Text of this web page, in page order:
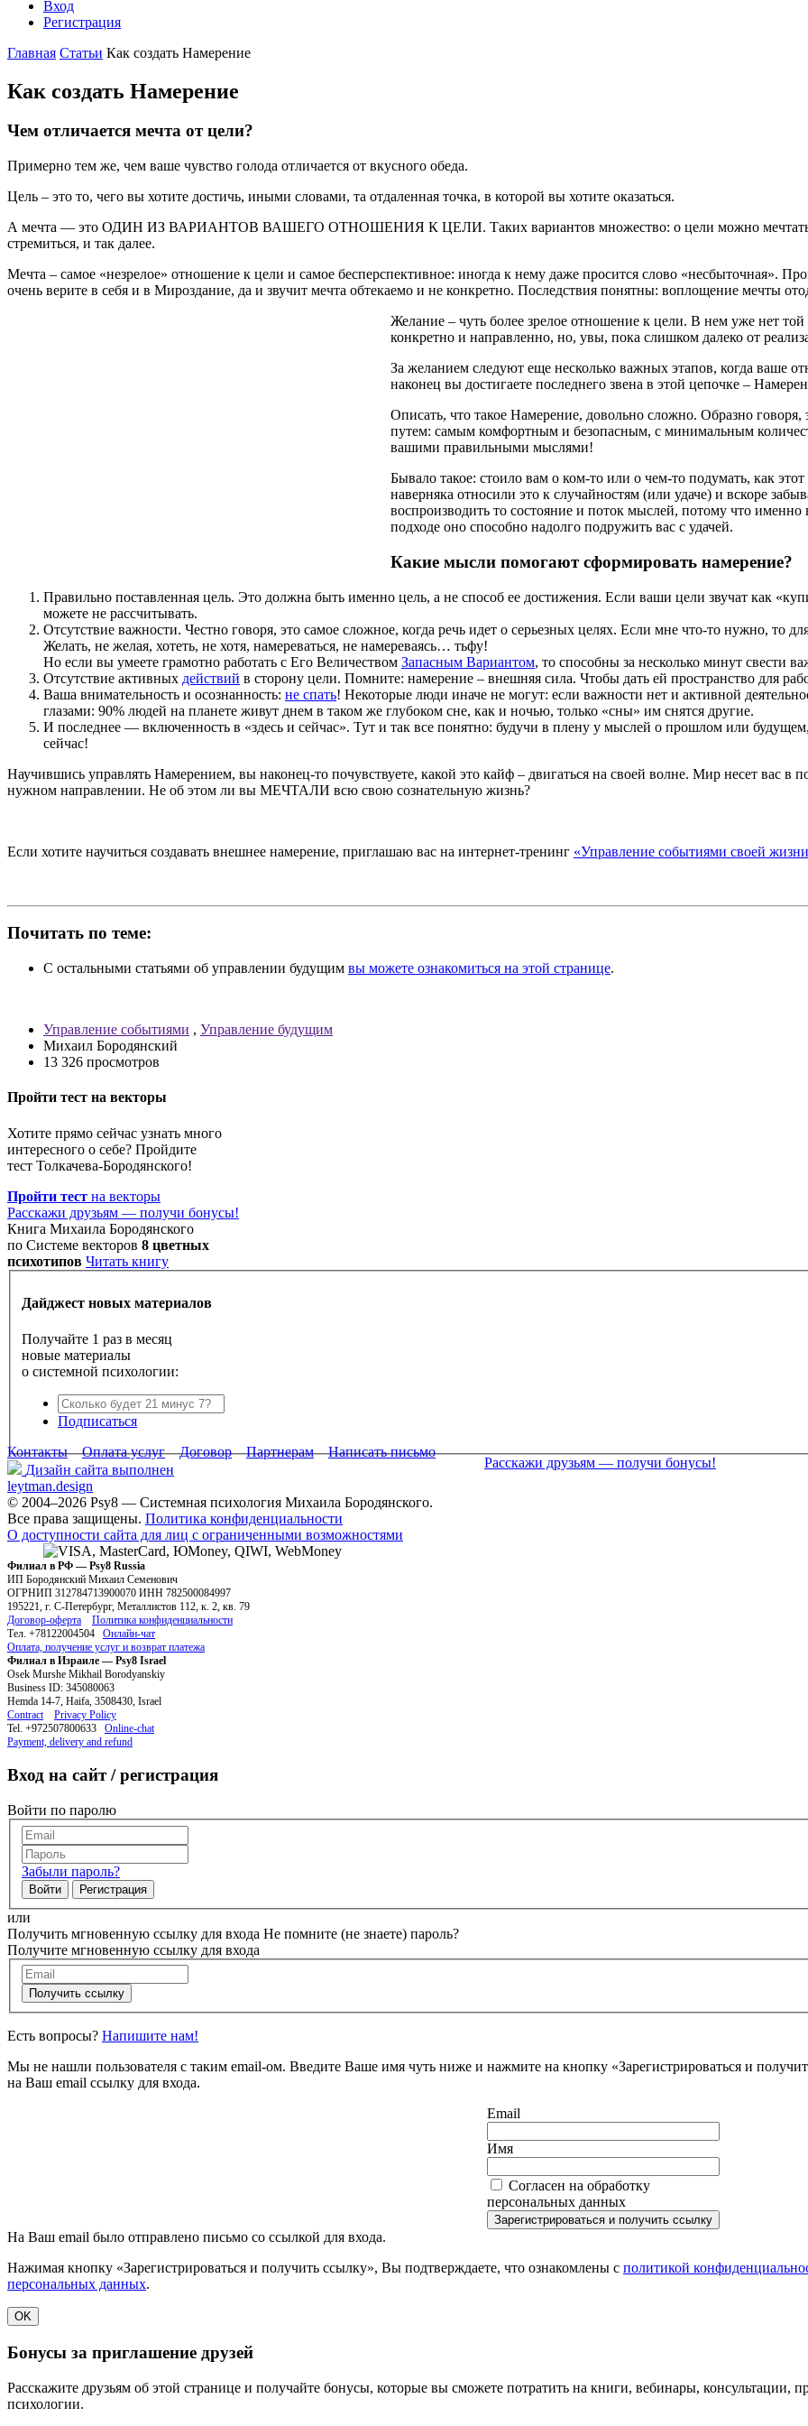
Вход
Регистрация
Главная Статьи Как создать Намерение
Как создать Намерение
Чем отличается мечта от цели?
Примерно тем же, чем ваше чувство голода отличается от вкусного обеда.
Цель – это то, чего вы хотите достичь, иными словами, та отдаленная точка, в которой вы хотите оказаться.
А мечта — это ОДИН ИЗ ВАРИАНТОВ ВАШЕГО ОТНОШЕНИЯ К ЦЕЛИ. Таких вариантов множество: о цели можно мечтать,
стремиться, и так далее.
Мечта – самое «незрелое» отношение к цели и самое бесперспективное: иногда к нему даже просится слово «несбыточная».
очень верите в себя и в Мироздание, да и звучит мечта обтекаемо и не конкретно. Последствия понятны: воплощение мечты
Желание – чуть более зрелое отношение к цели. В нем уже нет
конкретно и направленно, но, увы, пока слишком далеко от
За желанием следуют еще несколько важных этапов, когда ваше
наконец вы достигаете последнего звена в этой цепочке –
Описать, что такое Намерение, довольно сложно. Образно
путем: самым комфортным и безопасным, с минимальным
вашими правильными мыслями!
Бывало такое: стоило вам о ком-то или о чем-то подумать, как
наверняка относили это к случайностям (или удаче) и вскоре
воспроизводить то состояние и поток мыслей, потому что
подходе оно способно надолго подружить вас с удачей.
Какие мысли помогают сформировать намерение?
Правильно поставленная цель. Это должна быть именно цель, а не способ ее достижения. Если ваши цели звучат как
можете не рассчитывать.
Отсутствие важности. Честно говоря, это самое сложное, когда речь идет о серьезных целях. Если мне что-то нужно, то
Желать, не желая, хотеть, не хотя, намереваться, не намереваясь… тьфу!
Но если вы умеете грамотно работать с Его Величеством Запасным Вариантом, то способны за несколько минут свести
Отсутствие активных действий в сторону цели. Помните: намерение – внешняя сила. Чтобы дать ей пространство для
Ваша внимательность и осознанность: не спать! Некоторые люди иначе не могут: если важности нет и активной
глазами: 90% людей на планете живут днем в таком же глубоком сне, как и ночью, только «сны» им снятся другие.
И последнее — включенность в «здесь и сейчас». Тут и так все понятно: будучи в плену у мыслей о прошлом или
сейчас!
Научившись управлять Намерением, вы наконец-то почувствуете, какой это кайф – двигаться на своей волне. Мир несет вас в
нужном направлении. Не об этом ли вы МЕЧТАЛИ всю свою сознательную жизнь?
Если хотите научиться создавать внешнее намерение, приглашаю вас на интернет-тренинг «Управление событиями своей
Почитать по теме:
С остальными статьями об управлении будущим вы можете ознакомиться на этой странице.
Управление событиями , Управление будущим
Михаил Бородянский
13 326 просмотров
Пройти тест на векторы
Хотите прямо сейчас узнать много
интересного о себе? Пройдите
тест Толкачева-Бородянского!
Пройти тест на векторы
Расскажи друзьям — получи бонусы!
Книга Михаила Бородянского
по Системе векторов 8 цветных
психотипов Читать книгу
Дайджест новых материалов
Получайте 1 раз в месяц
новые материалы
о системной психологии:
Подписаться
Расскажи друзьям — получи бонусы!
Контакты Оплата услуг Договор Партнерам
Написать письмо
Дизайн сайта выполнен
leytman.design
© 2004–2026 Psy8 — Системная психология Михаила Бородянского.
Все права защищены. Политика конфиденциальности
О доступности сайта для лиц с ограниченными возможностями
Филиал в РФ — Psy8 Russia
ИП Бородянский Михаил Семенович
ОГРНИП 312784713900070 ИНН 782500084997
195221, г. С-Петербург, Металлистов 112, к. 2, кв. 79
Договор-оферта
Политика конфиденциальности
Тел. +78122004504 Онлайн-чат
Оплата, получение услуг и возврат платежа
Филиал в Израиле — Psy8 Israel
Osek Murshe Mikhail Borodyanskiy
Business ID: 345080063
Hemda 14-7, Haifa, 3508430, Israel
Contract
Privacy Policy
Tel. +972507800633 Online-chat
Payment, delivery and refund
Вход на сайт / регистрация
Войти по паролю
Забыли пароль?
Войти Регистрация
или
Получить мгновенную ссылку для входа Не помните (не знаете) пароль?
Получите мгновенную ссылку для входа
Получить ссылку
Есть вопросы? Напишите нам!
Мы не нашли пользователя с таким email-ом. Введите Ваше имя чуть ниже и нажмите на кнопку «Зарегистрироваться и
на Ваш email ссылку для входа.
Email
Имя
Согласен на обработку
персональных данных
Зарегистрироваться и получить ссылку
На Ваш email было отправлено письмо со ссылкой для входа.
Нажимая кнопку «Зарегистрироваться и получить ссылку», Вы подтверждаете, что ознакомлены с политикой
персональных данных.
OK
Бонусы за приглашение друзей
Расскажите друзьям об этой странице и получайте бонусы, которые вы сможете потратить на книги, вебинары, консультации,
психологии.